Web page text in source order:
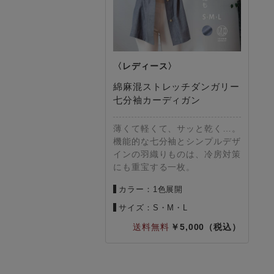
綿麻混ストレッチダンガリー
七分袖カーディガン
薄くて軽くて、サッと乾く…。
機能的な七分袖とシンプルデザ
インの羽織りものは、冷房対策
にも重宝する一枚。
カラー：1色展開
サイズ：S・M・L
5,000